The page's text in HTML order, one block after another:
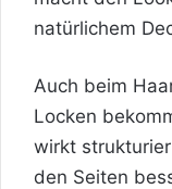
natürlichem
Auch beim
Locken
wirkt
den Seiten